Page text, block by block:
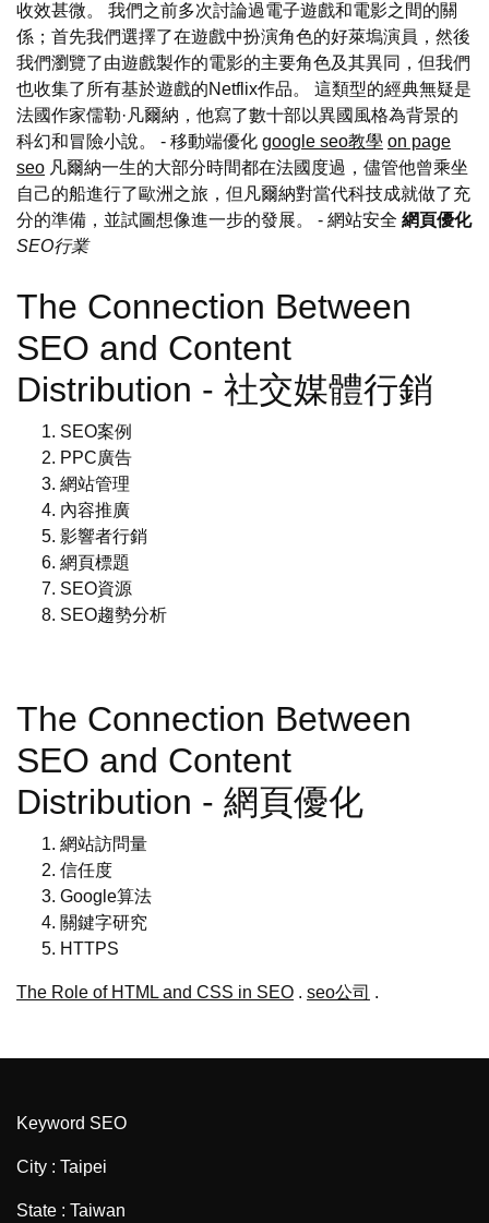
收效甚微。 我們之前多次討論過電子遊戲和電影之間的關
係；首先我們選擇了在遊戲中扮演角色的好萊塢演員，然後
我們瀏覽了由遊戲製作的電影的主要角色及其異同，但我們
也收集了所有基於遊戲的Netflix作品。 這類型的經典無疑是
法國作家儒勒·凡爾納，他寫了數十部以異國風格為背景的
科幻和冒險小說。 - 移動端優化 google seo教學 on page
seo 凡爾納一生的大部分時間都在法國度過，儘管他曾乘坐
自己的船進行了歐洲之旅，但凡爾納對當代科技成就做了充
分的準備，並試圖想像進一步的發展。 - 網站安全 網頁優化
SEO行業
The Connection Between
SEO and Content
Distribution - 社交媒體行銷
SEO案例
PPC廣告
網站管理
內容推廣
影響者行銷
網頁標題
SEO資源
SEO趨勢分析
The Connection Between
SEO and Content
Distribution - 網頁優化
網站訪問量
信任度
Google算法
關鍵字研究
HTTPS
The Role of HTML and CSS in SEO . seo公司 .
Keyword SEO
City : Taipei
State : Taiwan